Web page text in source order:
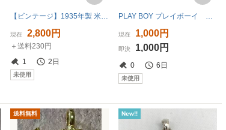
【ビンテージ】1935年製 米国 バッファロー コイン 5セント硬貨 ペンダントトップ 検索用⇒ アメカジ/アクセサリー/インディアン/G0322 #1
現在 2,800円
＋送料230円
1
2日
未使用
現在 1,000円
即決 1,000円
0 6日
未使用
送料無料 New!!